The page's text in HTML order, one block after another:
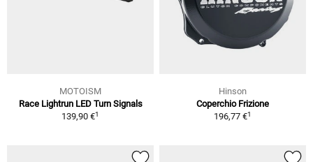
MOTOISM
Race Lightrun LED Turn Signals
139,90 €1
Hinson
Coperchio Frizione
196,77 €1